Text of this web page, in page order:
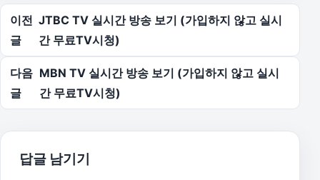
글 탐색
이전
글
JTBC TV 실시간 방송 보기 (가입하지 않고 실시
간 무료TV시청)
다음
글
MBN TV 실시간 방송 보기 (가입하지 않고 실시
간 무료TV시청)
답글 남기기